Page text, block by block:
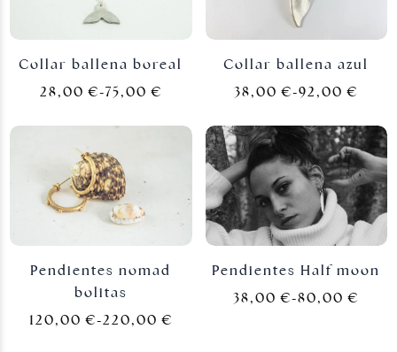
Collar ballena boreal
28,00€-75,00€
Collar ballena azul
38,00€-92,00€
Pendientes nomad
bolitas
120,00€-220,00€
Pendientes Half moon
38,00€-80,00€